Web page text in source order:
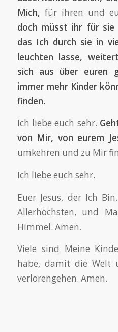
Mich, für ihren und
doch müsst ihr für sie
das Ich durch sie in
leuchten lasse,
sich aus über euren
immer mehr Kinder
finden.
Ich liebe euch sehr.
von Mir, von eurem
umkehren und zu Mir
Ich liebe euch sehr.
Euer Jesus, der Ich
Allerhöchsten, und
Himmel. Amen.
Viele sind Meine
habe, damit die Welt
verlorengehen. Amen.